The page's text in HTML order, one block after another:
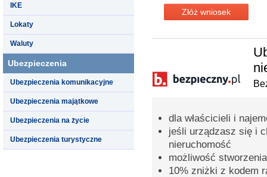
IKE
Lokaty
Waluty
Ubezpieczenia
Ubezpieczenia komunikacyjne
Ubezpieczenia majątkowe
Ubezpieczenia na życie
Ubezpieczenia turystyczne
Złóż wniosek
dla właścicieli i
jeśli urządzasz się i
nieruchomość
możliwość
10% zniżki z kodem